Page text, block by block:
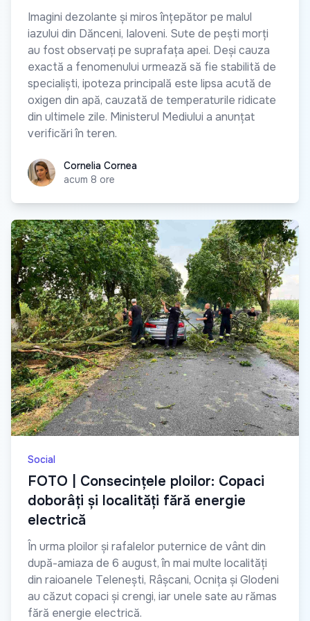
Imagini dezolante și miros înțepător pe malul
iazului din Dănceni, Ialoveni. Sute de pești morți
au fost observați pe suprafața apei. Deși cauza
exactă a fenomenului urmează să fie stabilită de
specialiști, ipoteza principală este lipsa acută de
oxigen din apă, cauzată de temperaturile ridicate
din ultimele zile. Ministerul Mediului a anunțat
verificări în teren.
Cornelia Cornea
Cornelia Cornea
acum 8 ore
Social
FOTO | Consecințele ploilor: Copaci
doborâți și localități fără energie
electrică
În urma ploilor și rafalelor puternice de vânt din
după-amiaza de 6 august, în mai multe localități
din raioanele Telenești, Râșcani, Ocnița și Glodeni
au căzut copaci și crengi, iar unele sate au rămas
fără energie electrică.